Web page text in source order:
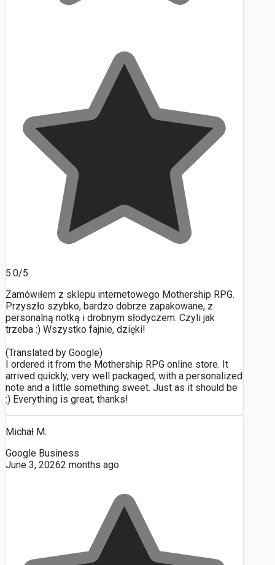
5.0/5
Zamówiłem z sklepu internetowego Mothership RPG.
Przyszło szybko, bardzo dobrze zapakowane, z
personalną notką i drobnym słodyczem. Czyli jak
trzeba :) Wszystko fajnie, dzięki!
(Translated by Google)
I ordered it from the Mothership RPG online store. It
arrived quickly, very well packaged, with a personalized
note and a little something sweet. Just as it should be
:) Everything is great, thanks!
Michał M.
Google Business
June 3, 20262 months ago